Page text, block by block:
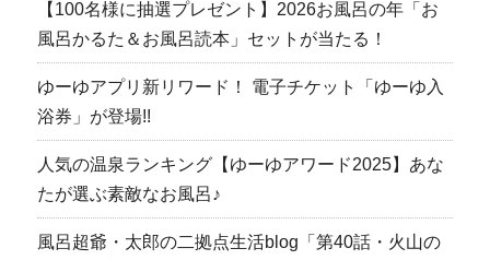
【100名様に抽選プレゼント】2026お風呂の年「お
風呂かるた＆お風呂読本」セットが当たる！
ゆーゆアプリ新リワード！ 電子チケット「ゆーゆ入
浴券」が登場!!
人気の温泉ランキング【ゆーゆアワード2025】あな
たが選ぶ素敵なお風呂♪
風呂超爺・太郎の二拠点生活blog「第40話・火山の